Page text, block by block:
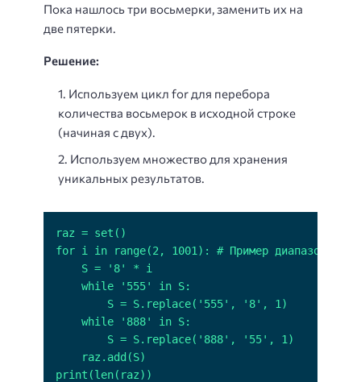
Пока нашлось три восьмерки, заменить их на
две пятерки.
Решение:
Используем цикл for для перебора
количества восьмерок в исходной строке
(начиная с двух).
Используем множество для хранения
уникальных результатов.
print(len(raz))